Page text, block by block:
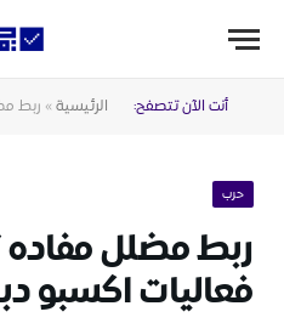
أنت الآن تتصفح: الرئيسية » ربط
حرب
ربط مضلل
فعاليات اكسبو